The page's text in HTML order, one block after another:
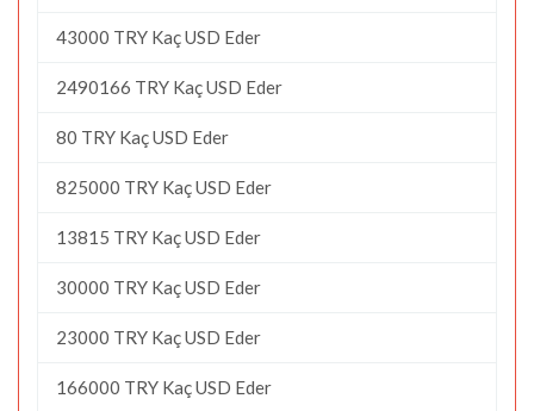
43000 TRY Kaç USD Eder
2490166 TRY Kaç USD Eder
80 TRY Kaç USD Eder
825000 TRY Kaç USD Eder
13815 TRY Kaç USD Eder
30000 TRY Kaç USD Eder
23000 TRY Kaç USD Eder
166000 TRY Kaç USD Eder